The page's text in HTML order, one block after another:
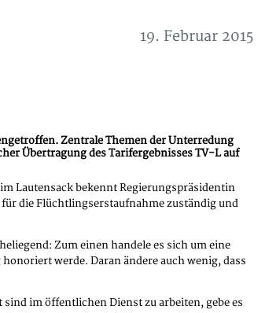
19. Februar 2015
Zentrale Themen der Unterredung
Übertragung des Tarifergebnisses TV-L auf
Lautensack bekennt Regierungspräsidentin
die Flüchtlingserstaufnahme zuständig und
Zum einen handele es sich um eine
werde. Daran ändere auch wenig, dass
im öffentlichen Dienst zu arbeiten, gebe es